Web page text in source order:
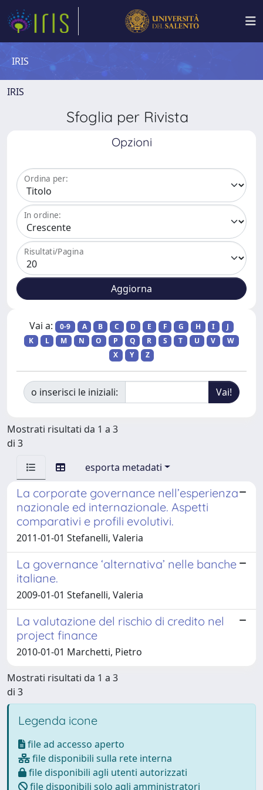
IRIS
IRIS
Sfoglia per Rivista
Opzioni
Ordina per:
In ordine:
Risultati/Pagina
Vai a: 0-9 A B C D E F G H I
J
K
L M N O P Q R S T U V
W
X
Y Z
o inserisci le iniziali:
Mostrati risultati da 1 a 3
di 3
esporta metadati
La corporate governance nell’esperienza
nazionale ed internazionale. Aspetti
comparativi e profili evolutivi.
2011-01-01 Stefanelli, Valeria
La governance ‘alternativa’ nelle banche
italiane.
2009-01-01 Stefanelli, Valeria
La valutazione del rischio di credito nel
project finance
2010-01-01 Marchetti, Pietro
Mostrati risultati da 1 a 3
di 3
Legenda icone
file ad accesso aperto
file disponibili sulla rete interna
file disponibili agli utenti autorizzati
file disponibili solo agli amministratori